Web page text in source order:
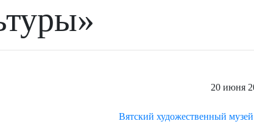
20 июня
Вятский художественный